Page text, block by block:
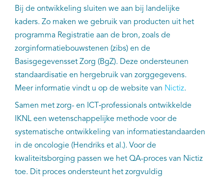
Bij de ontwikkeling sluiten we aan bij landelijke
kaders. Zo maken we gebruik van producten uit het
programma Registratie aan de bron, zoals de
zorginformatiebouwstenen (zibs) en de
Basisgegevensset Zorg (BgZ). Deze ondersteunen
standaardisatie en hergebruik van zorggegevens.
Meer informatie vindt u op de website van Nictiz.
Samen met zorg- en ICT‑professionals ontwikkelde
IKNL een wetenschappelijke methode voor de
systematische ontwikkeling van informatiestandaarden
in de oncologie (Hendriks et al.). Voor de
kwaliteitsborging passen we het QA-proces van Nictiz
toe. Dit proces ondersteunt het zorgvuldig